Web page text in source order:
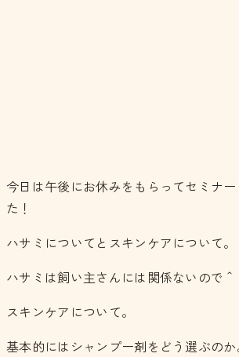
今日は午後にお休みをもらってセミナ
た！
ハサミについてとスキンケアについて。
ハサミは飼い主さんには関係ないので＾
スキンケアについて。
基本的にはシャンプー剤をどう選ぶの